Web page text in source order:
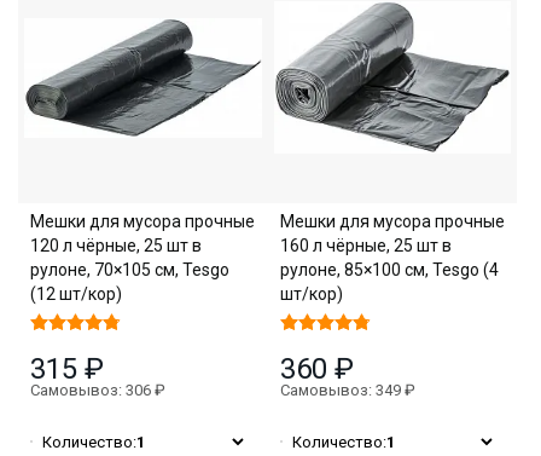
Мешки для мусора прочные
120 л чёрные, 25 шт в
рулоне, 70×105 см, Tesgo
(12 шт/кор)
315 ₽
Самовывоз: 306 ₽
Количество:1
Мешки для мусора прочные
160 л чёрные, 25 шт в
рулоне, 85×100 см, Tesgo (4
шт/кор)
360 ₽
Самовывоз: 349 ₽
Количество:1